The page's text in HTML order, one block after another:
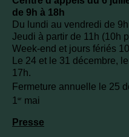
de 9h à 18h
Du lundi au vendredi de
Jeudi à partir de 11h (10h
Week-end et jours fériés
Le 24 et le 31 décembre,
17h.
Fermeture annuelle le 25
1er mai
Presse